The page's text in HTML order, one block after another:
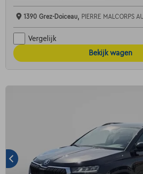
1390 Grez-Doiceau, PIERRE MALCORPS
Vergelijk
Bekijk wagen